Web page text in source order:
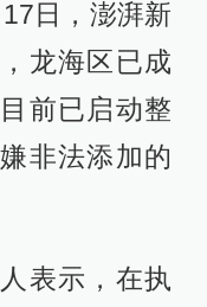
日，澎湃新
龙海区已成
前已启动整
非法添加的
表示，在执